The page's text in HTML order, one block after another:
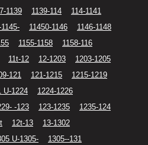
1139 1139-114
114-1141
11450-1146
1146-1148
1155-1158
1158-116
11t-12 12-1203
1203-1205
121 121-1215
1215-1219
U-1224
1224-1226
-123 123-1235
1235-124
12t-13
13-1302
U-1305-
1305--131